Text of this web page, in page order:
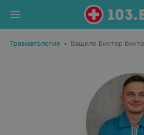
Травматология • Ващило Виктор